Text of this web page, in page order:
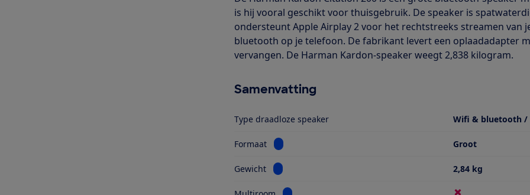
is hij vooral geschikt voor thuisgebruik. De speaker is
ondersteunt Apple Airplay 2 voor het rechtstreeks streamen van
bluetooth op je telefoon. De fabrikant levert een oplaadadapter
vervangen. De Harman Kardon-speaker weegt 2,838 kilogram.
Samenvatting
Type draadloze speaker Wifi & bluetooth /
Formaat Bekijk informatie voor Formaat Groot
Gewicht Bekijk informatie voor Gewicht 2,84 kg
Bekijk informatie voor Multiroom